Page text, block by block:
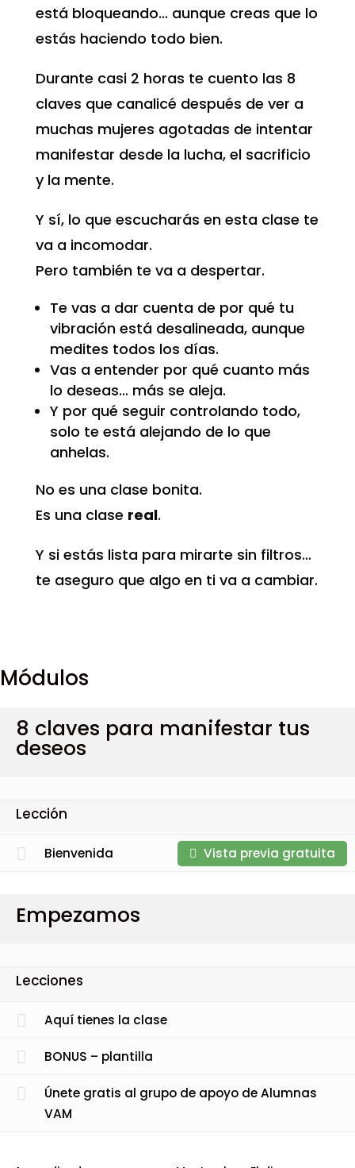
está bloqueando… aunque creas que lo
estás haciendo todo bien.
Durante casi 2 horas te cuento las 8
claves que canalicé después de ver a
muchas mujeres agotadas de intentar
manifestar desde la lucha, el sacrificio
y la mente.
Y sí, lo que escucharás en esta clase te
va a incomodar.
Pero también te va a despertar.
Te vas a dar cuenta de por qué tu
vibración está desalineada, aunque
medites todos los días.
Vas a entender por qué cuanto más
lo deseas… más se aleja.
Y por qué seguir controlando todo,
solo te está alejando de lo que
anhelas.
No es una clase bonita.
Es una clase real.
Y si estás lista para mirarte sin filtros…
te aseguro que algo en ti va a cambiar.
Módulos
8 claves para manifestar tus
deseos
Lección
Bienvenida Vista previa gratuita
Empezamos
Lecciones
Aquí tienes la clase
BONUS – plantilla
Únete gratis al grupo de apoyo de Alumnas
VAM